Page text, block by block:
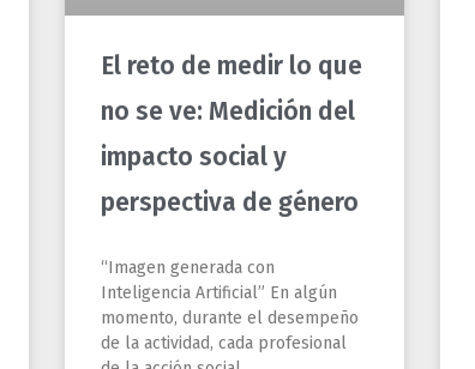
El reto de medir lo que
no se ve: Medición del
impacto social y
perspectiva de género
“Imagen generada con
Inteligencia Artificial” En algún
momento, durante el desempeño
de la actividad, cada profesional